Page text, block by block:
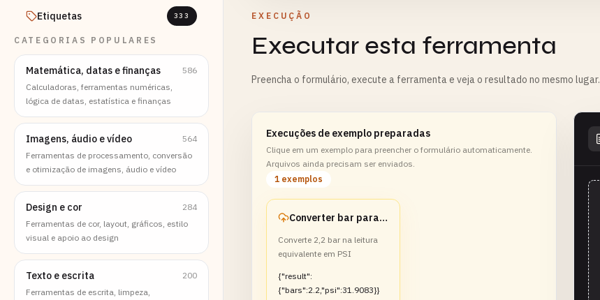
Etiquetas 333
CATEGORIAS POPULARES
Matemática, datas e finanças
586
Calculadoras, ferramentas numéricas,
lógica de datas, estatística e finanças
Imagens, áudio e vídeo
564
Ferramentas de processamento, conversão
e otimização de imagens, áudio e vídeo
Design e cor
284
Ferramentas de cor, layout, gráficos, estilo
visual e apoio ao design
Texto e escrita
200
Ferramentas de escrita, limpeza,
EXECUÇÃO
Executar esta ferramenta
Preencha o formulário, execute a ferramenta e veja o resultado no mesmo lugar.
Execuções de exemplo preparadas
Clique em um exemplo para preencher o formulário automaticamente.
Arquivos ainda precisam ser enviados.
1 exemplos
Converter bar para PSI
Converte 2,2 bar na leitura
equivalente em PSI
{"result":
{"bars":2.2,"psi":31.9083}}